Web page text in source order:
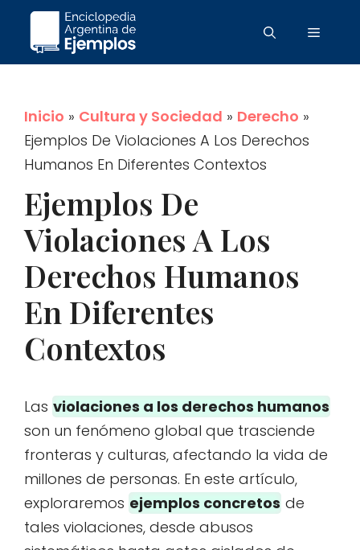
Saltar
contenido
Menú
Inicio » Cultura y Sociedad » Derecho »
Ejemplos De Violaciones A Los Derechos
Humanos En Diferentes Contextos
Ejemplos De
Violaciones A Los
Derechos Humanos
En Diferentes
Contextos
Las violaciones a los derechos humanos
son un fenómeno global que trasciende
fronteras y culturas, afectando la vida de
millones de personas. En este artículo,
exploraremos ejemplos concretos de
tales violaciones, desde abusos